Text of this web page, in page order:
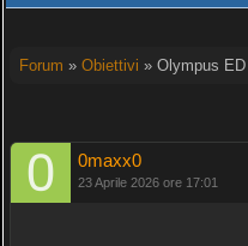
Forum » Obiettivi » Olympus ED
0maxx0
23 Aprile 2026 ore 17:01